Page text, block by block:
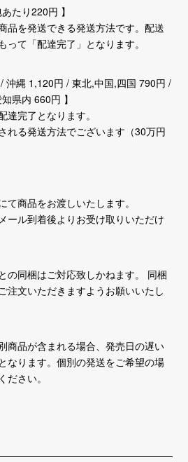
たり220円 】
品を発送できる発送方法です。配送
て「配達完了」となります。
沖縄 1,120円 / 東北,中国,四国 790円 /
県内 660円 】
完了となります。
れる発送方法でございます（30万円
商品をお渡しいたします。
ール到着後よりお受け取りいただけ
の同梱はご対応致しかねます。 同梱
注文いただきますようお願いいたし
商品が含まれる場合、発売日の遅い
なります。個別の発送をご希望の場
さい。